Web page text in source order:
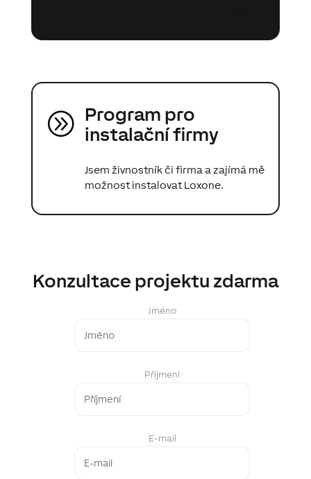
A Program pro
instalační firmy
Jsem živnostník či firma a zajímá mě
možnost instalovat Loxone.
Konzultace projektu zdarma
Jméno
Příjmení
E-mail